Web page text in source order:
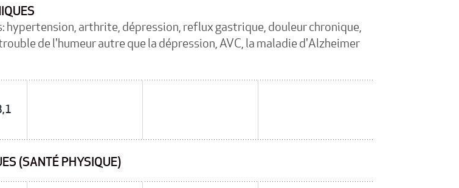
hypertension, arthrite, dépression, reflux gastrique, douleur chronique,
de l'humeur autre que la dépression, AVC, la maladie d'Alzheimer
(SANTÉ PHYSIQUE)